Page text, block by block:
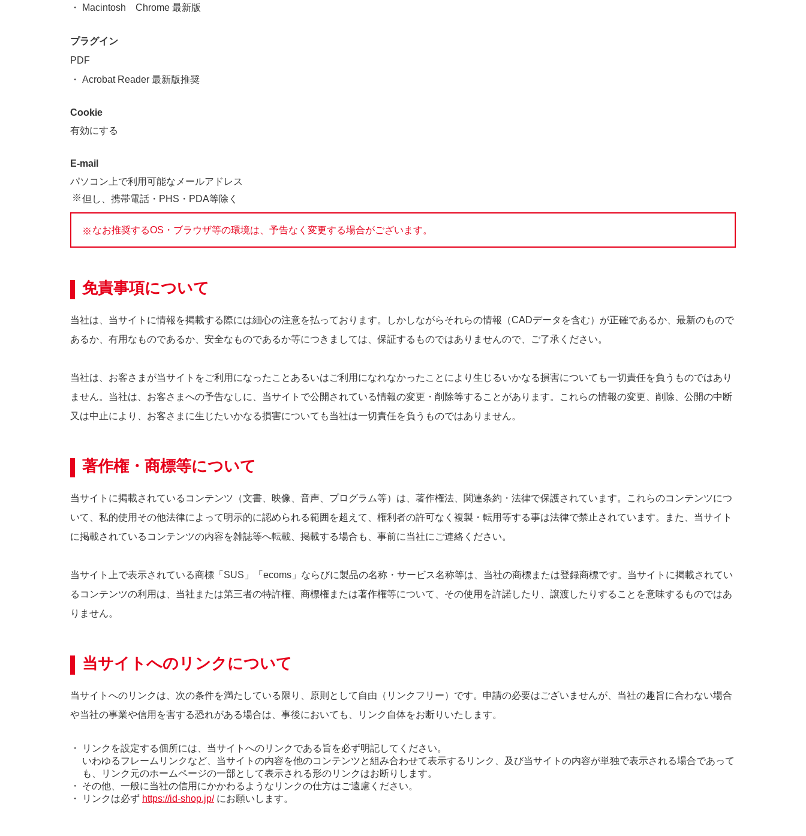
Macintosh Chrome 最新版
プラグイン
PDF
Acrobat Reader 最新版推奨
Cookie
有効にする
E-mail
パソコン上で利用可能なメールアドレス
但し、携帯電話・PHS・PDA等除く
なお推奨するOS・ブラウザ等の環境は、予告なく変更する場合がございます。
免責事項について
当社は、当サイトに情報を掲載する際には細心の注意を払っております。しかしながらそれらの情報（CADデータを含む）が正確であるか、最新のもので
あるか、有用なものであるか、安全なものであるか等につきましては、保証するものではありませんので、ご了承ください。
当社は、お客さまが当サイトをご利用になったことあるいはご利用になれなかったことにより生じるいかなる損害についても一切責任を負うものではあり
ません。当社は、お客さまへの予告なしに、当サイトで公開されている情報の変更・削除等することがあります。これらの情報の変更、削除、公開の中断
又は中止により、お客さまに生じたいかなる損害についても当社は一切責任を負うものではありません。
著作権・商標等について
当サイトに掲載されているコンテンツ（文書、映像、音声、プログラム等）は、著作権法、関連条約・法律で保護されています。これらのコンテンツにつ
いて、私的使用その他法律によって明示的に認められる範囲を超えて、権利者の許可なく複製・転用等する事は法律で禁止されています。また、当サイト
に掲載されているコンテンツの内容を雑誌等へ転載、掲載する場合も、事前に当社にご連絡ください。
当サイト上で表示されている商標「SUS」「ecoms」ならびに製品の名称・サービス名称等は、当社の商標または登録商標です。当サイトに掲載されてい
るコンテンツの利用は、当社または第三者の特許権、商標権または著作権等について、その使用を許諾したり、譲渡したりすることを意味するものではあ
りません。
当サイトへのリンクについて
当サイトへのリンクは、次の条件を満たしている限り、原則として自由（リンクフリー）です。申請の必要はございませんが、当社の趣旨に合わない場合
や当社の事業や信用を害する恐れがある場合は、事後においても、リンク自体をお断りいたします。
リンクを設定する個所には、当サイトへのリンクである旨を必ず明記してください。
いわゆるフレームリンクなど、当サイトの内容を他のコンテンツと組み合わせて表示するリンク、及び当サイトの内容が単独で表示される場合であって
も、リンク元のホームページの一部として表示される形のリンクはお断りします。
その他、一般に当社の信用にかかわるようなリンクの仕方はご遠慮ください。
リンクは必ず https://id-shop.jp/にお願いします。